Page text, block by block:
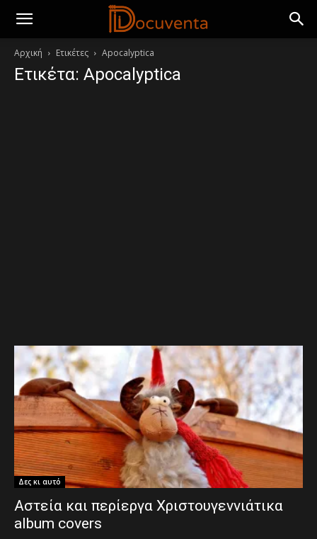
Αρχική Ετικέτες Apocalyptica
Ετικέτα: Apocalyptica
Δες κι αυτό
Αστεία και περίεργα Χριστουγεννιάτικα
album covers